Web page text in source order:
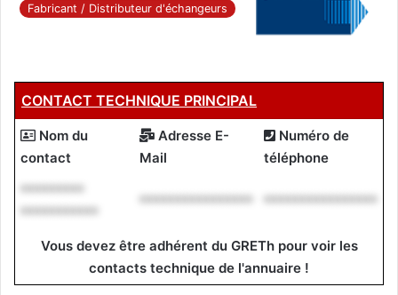
Fabricant / Distributeur d'échangeurs
CONTACT TECHNIQUE PRINCIPAL
Nom du
contact
Adresse E-
Mail
Numéro de
téléphone
*********
***********
**************** ****************
Vous devez être adhérent du GRETh pour voir les
contacts technique de l'annuaire !